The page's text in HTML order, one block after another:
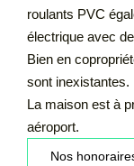
roulants PVC
électrique avec
Bien en
sont inexistantes.
La maison est à
aéroport.
Nos